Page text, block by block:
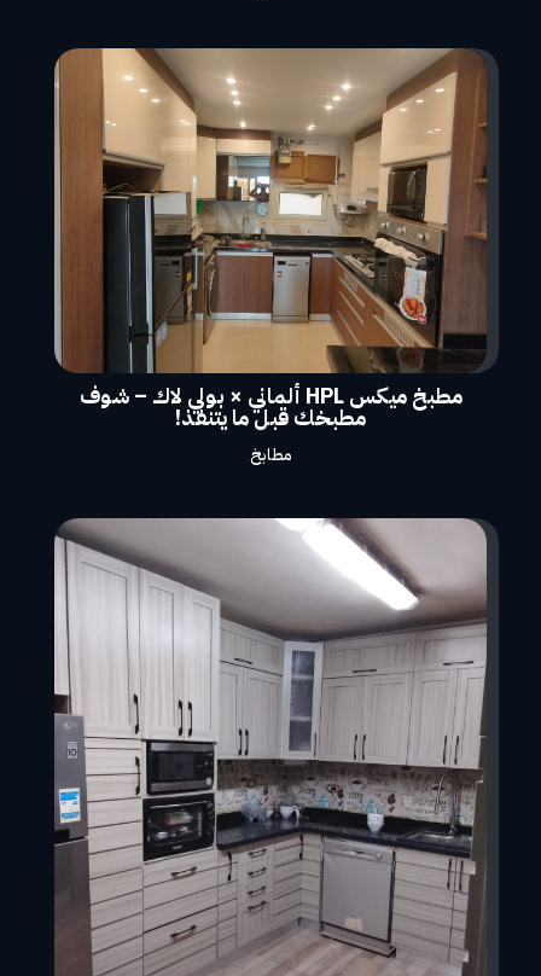
مطبخ ميكس HPL ألماني × بولي لاك – شوف
مطبخك قبل ما يتنفذ!
مطابخ